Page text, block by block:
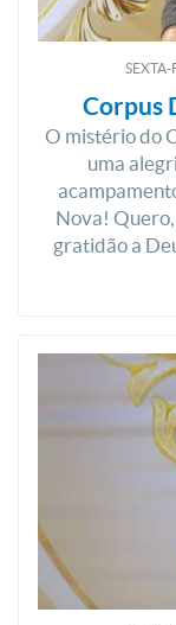
SEXTA-
Corpus
O mistério do
uma
Nova!
gratidão a